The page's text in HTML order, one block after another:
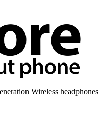
Wireless headphones